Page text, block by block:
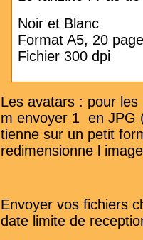
Noir et Blanc
Format A5, 20
Fichier 300 dpi
Les avatars : pour
m envoyer 1 en JPG
tienne sur un petit
redimensionne l
Envoyer vos fichiers
date limite de